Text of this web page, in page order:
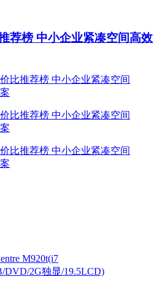
荐榜 中小企业紧凑空间高效